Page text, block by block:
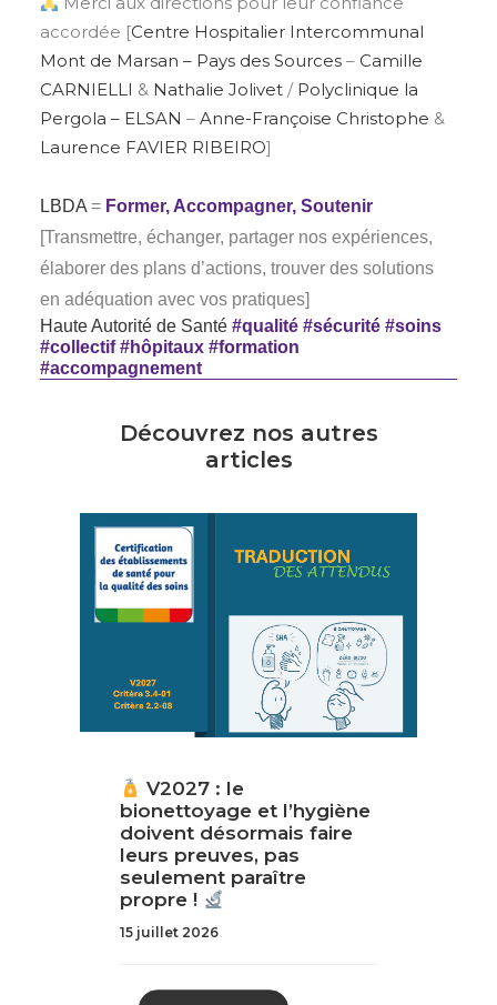
accordée [Centre Hospitalier Intercommunal
Mont de Marsan – Pays des Sources – Camille
CARNIELLI & Nathalie Jolivet / Polyclinique la
Pergola – ELSAN – Anne-Françoise Christophe &
Laurence FAVIER RIBEIRO]
LBDA = Former, Accompagner, Soutenir
[Transmettre, échanger, partager nos expériences,
élaborer des plans d’actions, trouver des solutions
en adéquation avec vos pratiques]
Haute Autorité de Santé #qualité #sécurité #soins
#collectif #hôpitaux #formation
#accompagnement
Découvrez nos autres
articles
V2027 : le
bionettoyage et l’hygiène
doivent désormais faire
leurs preuves, pas
seulement paraître
propre !
15 juillet 2026